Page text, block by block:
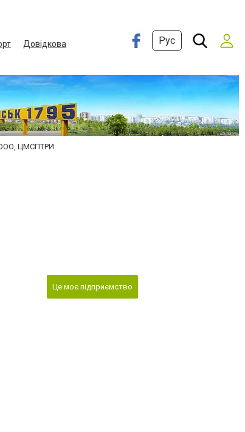
Довідкова
Рус
ЦМСПТРИ
Це моє підприємство